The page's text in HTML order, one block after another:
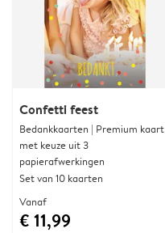
Confetti feest
Bedankkaarten | Premium kaart
met keuze uit 3
papierafwerkingen
Set van 10 kaarten
Vanaf
€ 11,99